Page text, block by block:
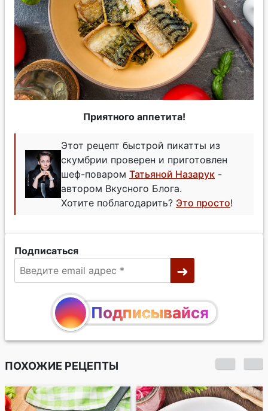
Приятного аппетита!
Этот рецепт быстрой пикатты из
скумбрии проверен и приготовлен
шеф-поваром Татьяной Назарук -
автором Вкусного Блога.
Хотите поблагодарить? Это просто!
Подписаться
Подписывайся
ПОХОЖИЕ РЕЦЕПТЫ
Пикатта из трески